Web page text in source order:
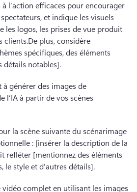
l’action efficaces pour encourager
et indique les visuels
les logos, les prises de vue produit
clients.De plus, considère
spécifiques, des éléments
détails notables].
générer des images de
l’IA à partir de vos scènes
la scène suivante du scénarimage
: [insérer la description de la
refléter [mentionnez des éléments
le style et d'autres détails].
vidéo complet en utilisant les images